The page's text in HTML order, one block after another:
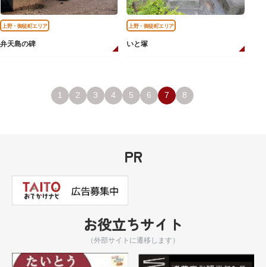
上野・御徒町エリア
弁天島の碑
上野・御徒町エリア
いと塚
1 2 3 4 5 6 7 8
PR
お役立ちサイト
（外部サイトに遷移します）